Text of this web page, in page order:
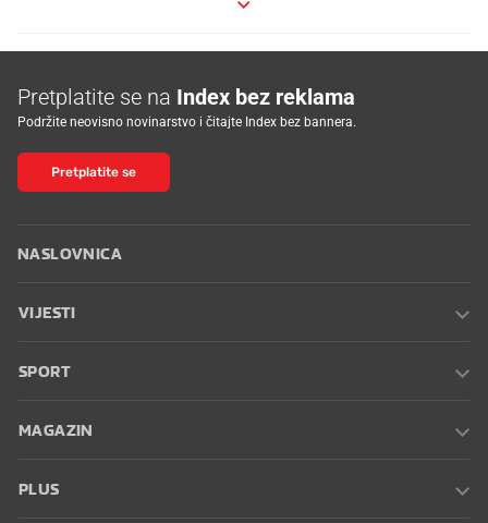
Pretplatite se na Index bez reklama
Podržite neovisno novinarstvo i čitajte Index bez bannera.
Pretplatite se
NASLOVNICA
VIJESTI
SPORT
MAGAZIN
PLUS